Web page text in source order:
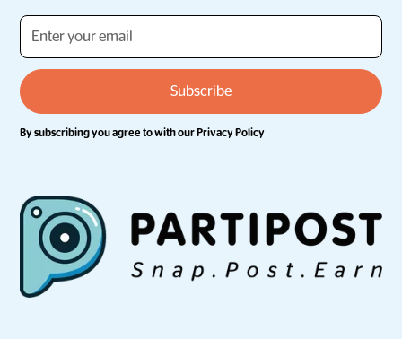
By subscribing you agree to with ourPrivacy Policy